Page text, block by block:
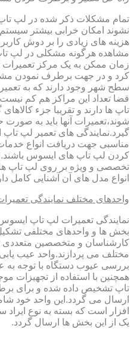
تمام مشکلات ذکر شده در لپ
نشوند امکان خرابی بیشتر سیستم
هزینه های زیادی را بر دوش
مشاهده هرگونه مشکلی در لپ
زمان ممکن به یک مرکز تعمیرات
کرد و در جهت برطرف نمودن
سطح شهر وجود دارند که به تعمیر
قضا تعداد این مراکز هم کم
تاپ ها دارند و تقریبا جزء
شوند،تعمیرات آنها باید به
گیرد.نمایندگی های تعمیر لپ
مناسبی جهت دریافت انواع
کردن لپ تاپ های ایسوس
تخصصی و ویژه بر روی لپ تاپ
انواع مدل های آن آشنایی کامل
واحدهای مختلف نمایندگی
نمایندگی تعمیرات لپ تاپ
بخش ها و واحدهای مختلفی
کارشناسان و متخصصین متعددی
مختلف می پردازند.واحد عیب
بررسی عیوب دستگاه با توجه به
همچنین با استفاده از تجهیزات
تاپ تشخیص داده شده و برای
ارسال می گردد.این واحد خود
افزار است که بسته به نوع
یک از این بخش ها ارسال گردد.